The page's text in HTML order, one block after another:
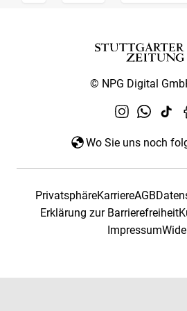
© NPG Digital
Wo Sie uns noch
PrivatsphäreKarriereAGB
Erklärung zur Barrierefreiheit
Impressum